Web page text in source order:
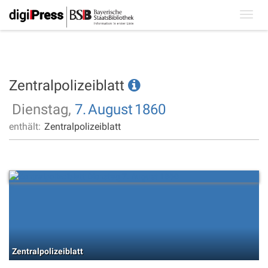
Zentralpolizeiblatt
Dienstag, 7.August 1860
enthält: Zentralpolizeiblatt
Zentralpolizeiblatt